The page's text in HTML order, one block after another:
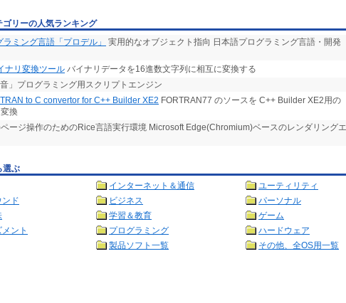
ゴリーの人気ランキング
ラミング言語「プロデル」
実用的なオブジェクト指向 日本語プログラミング言語・開発
ナリ変換ツール バイナリデータを16進数文字列に相互に変換する
」プログラミング用スクリプトエンジン
to C convertor for C++ Builder XE2 FORTRAN77 のソースを C++ Builder XE2用の
換
ージ操作のためのRice言語実行環境 Microsoft Edge(Chromium)ベースのレンダリングエ
選ぶ
インターネット＆通信
ユーティリティ
ド
ビジネス
パーソナル
学習＆教育
ゲーム
ント
プログラミング
ハードウェア
製品ソフト一覧 その他、全OS用一覧